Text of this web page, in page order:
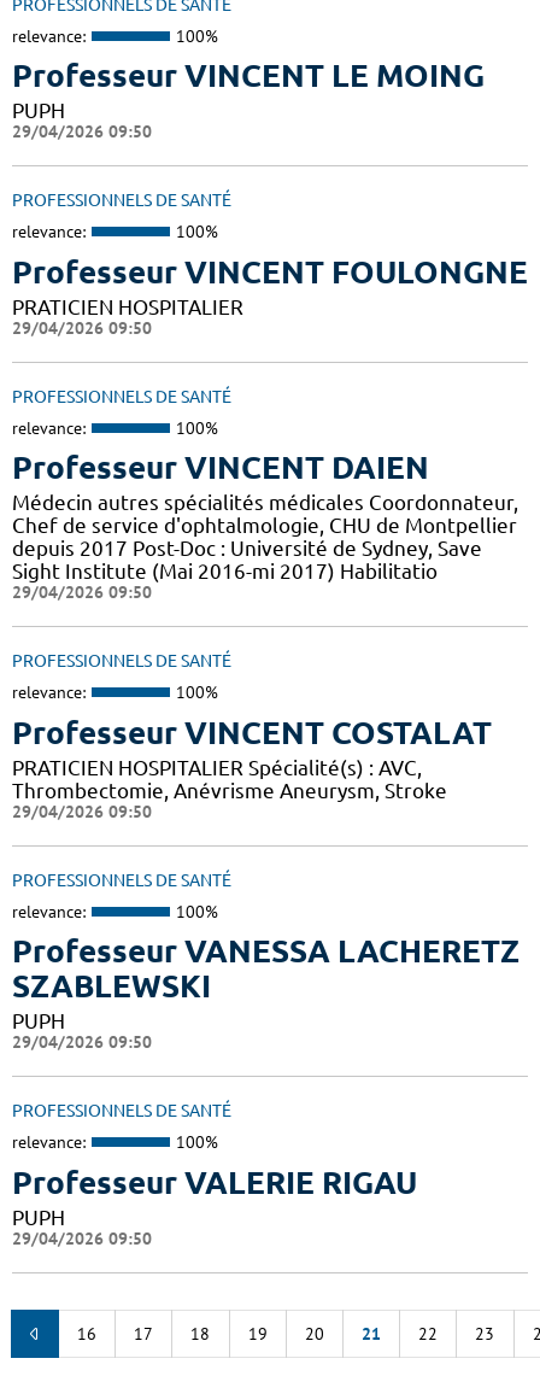
PROFESSIONNELS DE SANTÉ
relevance: 100%
Professeur VINCENT LE MOING
PUPH
29/04/2026 09:50
PROFESSIONNELS DE SANTÉ
relevance: 100%
Professeur VINCENT FOULONGNE
PRATICIEN HOSPITALIER
29/04/2026 09:50
PROFESSIONNELS DE SANTÉ
relevance: 100%
Professeur VINCENT DAIEN
Médecin autres spécialités médicales Coordonnateur,
Chef de service d'ophtalmologie, CHU de Montpellier
depuis 2017 Post-Doc : Université de Sydney, Save
Sight Institute (Mai 2016-mi 2017) Habilitatio
29/04/2026 09:50
PROFESSIONNELS DE SANTÉ
relevance: 100%
Professeur VINCENT COSTALAT
PRATICIEN HOSPITALIER Spécialité(s) : AVC,
Thrombectomie, Anévrisme Aneurysm, Stroke
29/04/2026 09:50
PROFESSIONNELS DE SANTÉ
relevance: 100%
Professeur VANESSA LACHERETZ
SZABLEWSKI
PUPH
29/04/2026 09:50
PROFESSIONNELS DE SANTÉ
relevance: 100%
Professeur VALERIE RIGAU
PUPH
29/04/2026 09:50
16 17 18 19 20 21 22 23